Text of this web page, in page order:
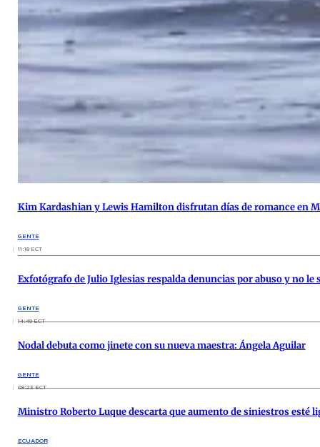
Kim Kardashian y Lewis Hamilton disfrutan días de romance en
GENTE
11:18 ECT
Exfotógrafo de Julio Iglesias respalda denuncias por abuso y no le
GENTE
14:49 ECT
Nodal debuta como jinete con su nueva maestra: Ángela Aguilar
GENTE
09:23 ECT
Ministro Roberto Luque descarta que aumento de siniestros esté
ECUADOR